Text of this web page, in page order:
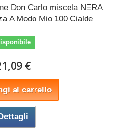
Don Carlo miscela NERA
A Modo Mio 100 Cialde
€
al carrello